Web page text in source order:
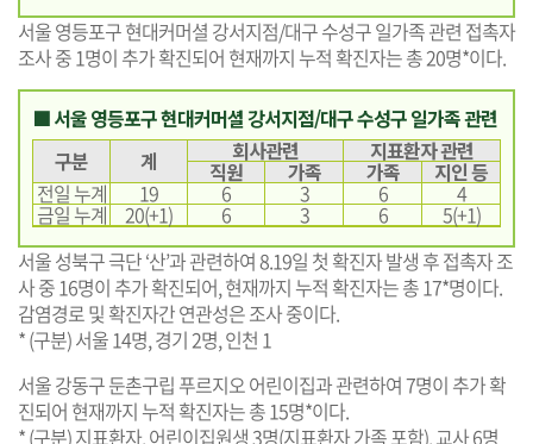
서울 영등포구 현대커머셜 강서지점/대구 수성구 일가족 관련 접촉자
조사 중 1명이 추가 확진되어 현재까지 누적 확진자는 총 20명*이다.
■ 서울 영등포구 현대커머셜 강서지점/대구 수성구 일가족 관련
구분
계 회사관련 지표환자 관련
직원 가족 가족 지인 등
전일 누계 19 6 3 6 4
금일 누계 20(+1) 6 3 6
5(+1)
서울 성북구 극단 ‘산’과 관련하여 8.19일 첫 확진자 발생 후 접촉자 조
사 중 16명이 추가 확진되어, 현재까지 누적 확진자는 총 17*명이다.
감염경로 및 확진자간 연관성은 조사 중이다.
* (구분) 서울 14명, 경기 2명, 인천 1
서울 강동구 둔촌구립 푸르지오 어린이집과 관련하여 7명이 추가 확
진되어 현재까지 누적 확진자는 총 15명*이다.
* (구분) 지표환자, 어린이집원생 3명(지표환자 가족 포함), 교사 6명